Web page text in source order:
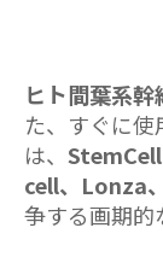
ヒト間葉系
た、すぐに
は、
cell、Lonza
争する画期的